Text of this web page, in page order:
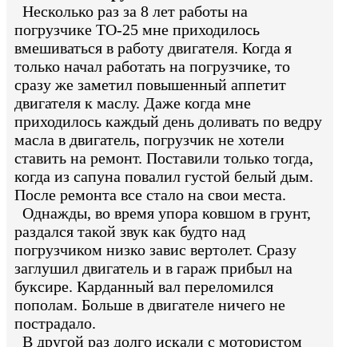
Несколько раз за 8 лет работы на
погрузчике ТО-25 мне приходилось
вмешиваться в работу двигателя. Когда я
только начал работать на погрузчике, то
сразу же заметил повышенный аппетит
двигателя к маслу. Даже когда мне
приходилось каждый день доливать по ведру
масла в двигатель, погрузчик не хотели
ставить на ремонт. Поставили только тогда,
когда из сапуна повалил густой белый дым.
После ремонта все стало на свои места.
Однажды, во время упора ковшом в грунт,
раздался такой звук как будто над
погрузчиком низко завис вертолет. Сразу
заглушил двигатель и в гараж прибыл на
буксире. Карданный вал переломился
пополам. Больше в двигателе ничего не
пострадало.
В другой раз долго искали с мотористом